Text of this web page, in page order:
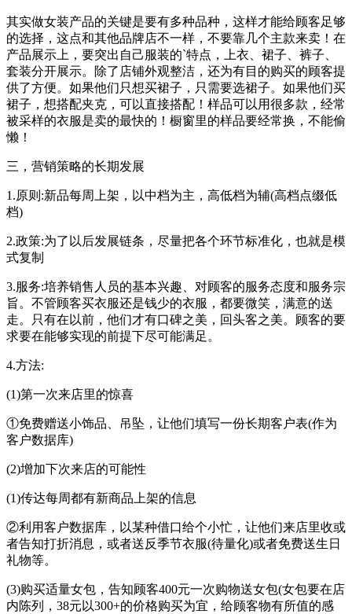
其实做女装产品的关键是要有多种品种，这样才能给顾客足够
的选择，这点和其他品牌店不一样，不要靠几个主款来卖！在
产品展示上，要突出自己服装的`特点，上衣、裙子、裤子、
套装分开展示。除了店铺外观整洁，还为有目的购买的顾客提
供了方便。如果他们只想买裙子，只需要选裙子。如果他们买
裙子，想搭配夹克，可以直接搭配！样品可以用很多款，经常
被采样的衣服是卖的最快的！橱窗里的样品要经常换，不能偷
懒！
三，营销策略的长期发展
1.原则:新品每周上架，以中档为主，高低档为辅(高档点缀低
档)
2.政策:为了以后发展链条，尽量把各个环节标准化，也就是模
式复制
3.服务:培养销售人员的基本兴趣、对顾客的服务态度和服务宗
旨。不管顾客买衣服还是钱少的衣服，都要微笑，满意的送
走。只有在以前，他们才有口碑之美，回头客之美。顾客的要
求要在能够实现的前提下尽可能满足。
4.方法:
(1)第一次来店里的惊喜
①免费赠送小饰品、吊坠，让他们填写一份长期客户表(作为
客户数据库)
(2)增加下次来店的可能性
(1)传达每周都有新商品上架的信息
②利用客户数据库，以某种借口给个小忙，让他们来店里收或
者告知打折消息，或者送反季节衣服(待量化)或者免费送生日
礼物等。
(3)购买适量女包，告知顾客400元一次购物送女包(女包要在店
内陈列，38元以300+的价格购买为宜，给顾客物有所值的感